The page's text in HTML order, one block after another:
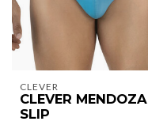
CLEVER
CLEVER MENDOZA
SLIP